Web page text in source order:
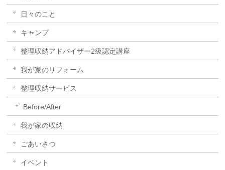
日々のこと
キャンプ
整理収納アドバイザー2級認定講座
我が家のリフォーム
整理収納サービス
Before/After
我が家の収納
ごあいさつ
イベント